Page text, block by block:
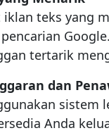
teks yang
tertarik
dan
sistem
Anda